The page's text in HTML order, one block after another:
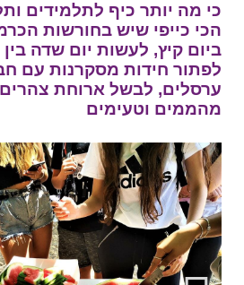
כי מה יותר כיף לתלמידים
הכי כייפי שיש בחורשות
ביום קיץ, לעשות יום שדה
לפתור חידות מסקרנות עם
ערסלים, לבשל ארוחת צהרים
מהממים וטעימים